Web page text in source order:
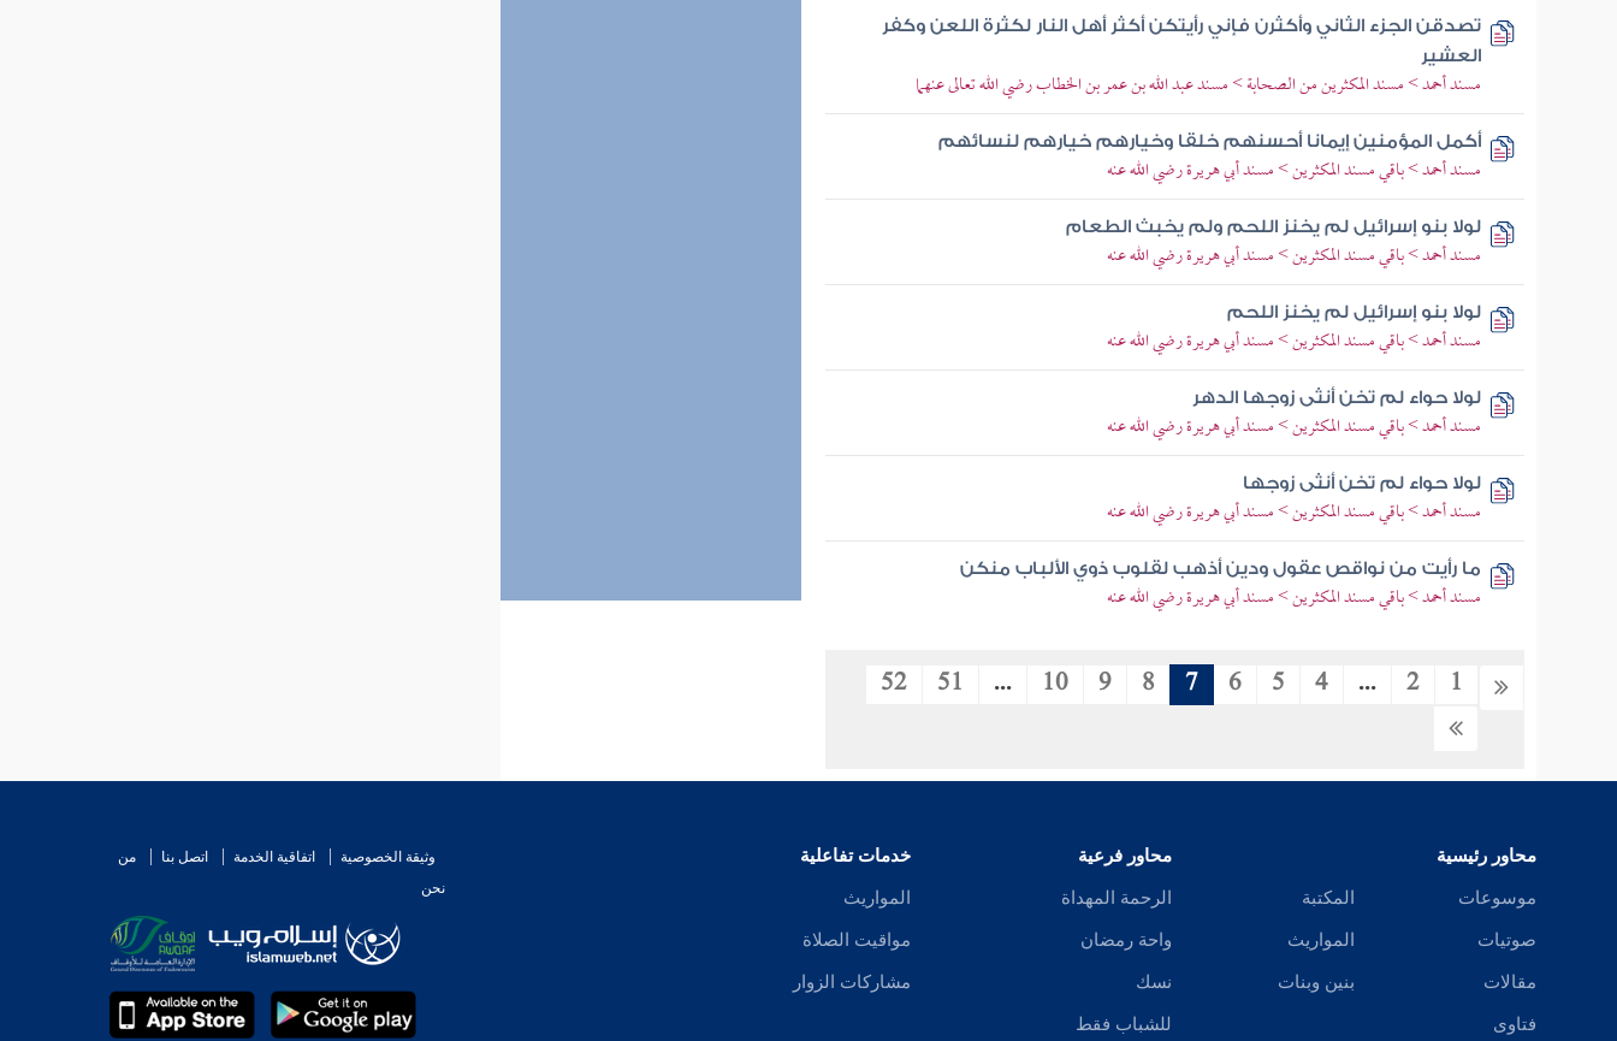
تصدقن الجزء الثاني وأكثرن فإني رأيتكن أكثر أهل النار لكثرة اللعن وكفر
العشير
مسند أحمد > مسند المكثرين من الصحابة > مسند عبد الله بن عمر بن الخطاب رضي الله تعالى عنهما
أكمل المؤمنين إيمانا أحسنهم خلقا وخيارهم خيارهم لنسائهم
مسند أحمد > باقي مسند المكثرين > مسند أبي هريرة رضي الله عنه
لولا بنو إسرائيل لم يخنز اللحم ولم يخبث الطعام
مسند أحمد > باقي مسند المكثرين > مسند أبي هريرة رضي الله عنه
لولا بنو إسرائيل لم يخنز اللحم
مسند أحمد > باقي مسند المكثرين > مسند أبي هريرة رضي الله عنه
لولا حواء لم تخن أنثى زوجها الدهر
مسند أحمد > باقي مسند المكثرين > مسند أبي هريرة رضي الله عنه
لولا حواء لم تخن أنثى زوجها
مسند أحمد > باقي مسند المكثرين > مسند أبي هريرة رضي الله عنه
ما رأيت من نواقص عقول ودين أذهب لقلوب ذوي الألباب منكن
مسند أحمد > باقي مسند المكثرين > مسند أبي هريرة رضي الله عنه
1
2
...
4
5
6
7
8
9
10
...
51
52
محاور رئيسية
موسوعات
صوتيات
مقالات
فتاوى
المكتبة
المواريث
بنين وبنات
محاور فرعية
الرحمة المهداة
واحة رمضان
نسك
للشباب فقط
خدمات تفاعلية
المواريث
مواقيت الصلاة
مشاركات الزوار
وثيقة الخصوصية اتفاقية الخدمة اتصل بنا
من
نحن